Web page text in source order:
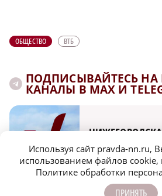
ОБЩЕСТВО ВТБ
ПОДПИСЫВАЙТЕСЬ
КАНАЛЫ В MAX И
Быстро, честно, точно. И
Используя сайт pravda-nn.ru,
использованием файлов cookie,
Политике обработки
ПРИНЯТЬ